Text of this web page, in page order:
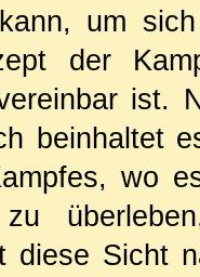
um
der
ist.
beinhaltet
wo
zu
diese Sicht